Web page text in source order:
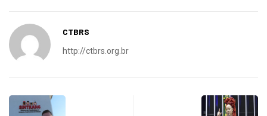
CTBRS
http://ctbrs.org.br